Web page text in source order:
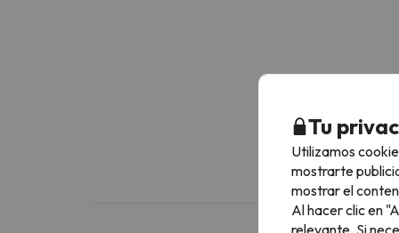
Tu
Utilizamos
mostrarte
mostrar el
Al hacer clic en
relevante. Si